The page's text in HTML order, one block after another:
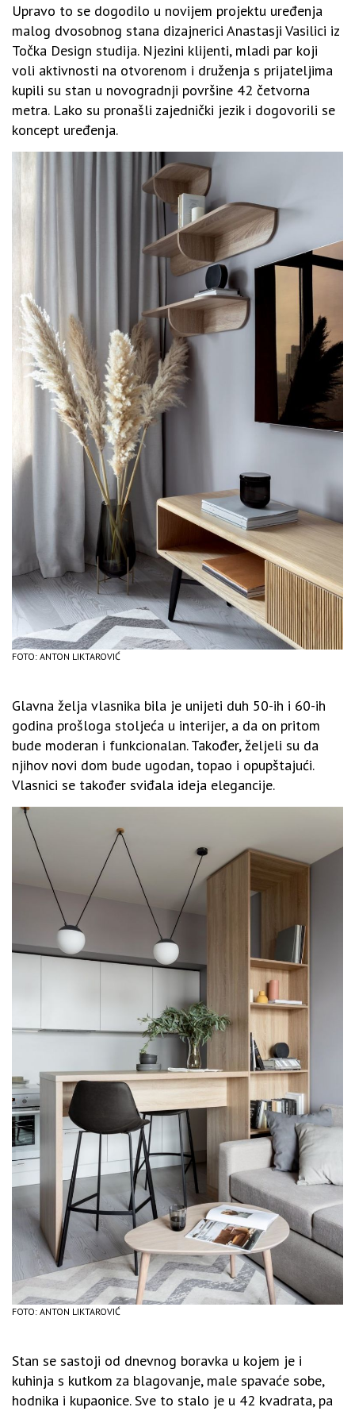
Upravo to se dogodilo u novijem projektu uređenja
malog dvosobnog stana dizajnerici Anastasji Vasilici iz
Točka Design studija. Njezini klijenti, mladi par koji
voli aktivnosti na otvorenom i druženja s prijateljima
kupili su stan u novogradnji površine 42 četvorna
metra. Lako su pronašli zajednički jezik i dogovorili se
koncept uređenja.
FOTO: ANTON LIKTAROVIĆ
Glavna želja vlasnika bila je unijeti duh 50-ih i 60-ih
godina prošloga stoljeća u interijer, a da on pritom
bude moderan i funkcionalan. Također, željeli su da
njihov novi dom bude ugodan, topao i opupštajući.
Vlasnici se također sviđala ideja elegancije.
FOTO: ANTON LIKTAROVIĆ
Stan se sastoji od dnevnog boravka u kojem je i
kuhinja s kutkom za blagovanje, male spavaće sobe,
hodnika i kupaonice. Sve to stalo je u 42 kvadrata, pa